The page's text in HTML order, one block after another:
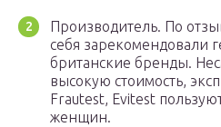
Производитель. По
себя зарекомендовали
британские бренды.
высокую стоимость,
Frautest, Evitest
женщин.